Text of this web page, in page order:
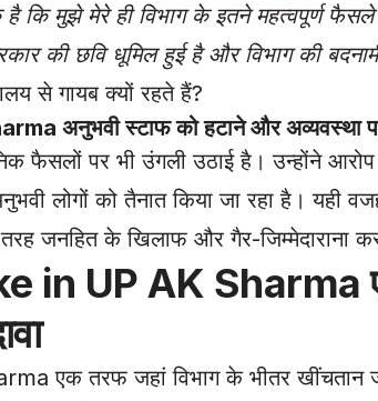
कि मुझे मेरे ही विभाग के इतने महत्वपूर्ण
की छवि धूमिल हुई है और विभाग की
से गायब क्यों रहते हैं?
अनुभवी स्टाफ को हटाने और अव्यवस्था
फैसलों पर भी उंगली उठाई है। उन्होंने
लोगों को तैनात किया जा रहा है। यही
जनहित के खिलाफ और गैर-जिम्मेदाराना
in UP AK Sharma
एक तरफ जहां विभाग के भीतर खींचतान